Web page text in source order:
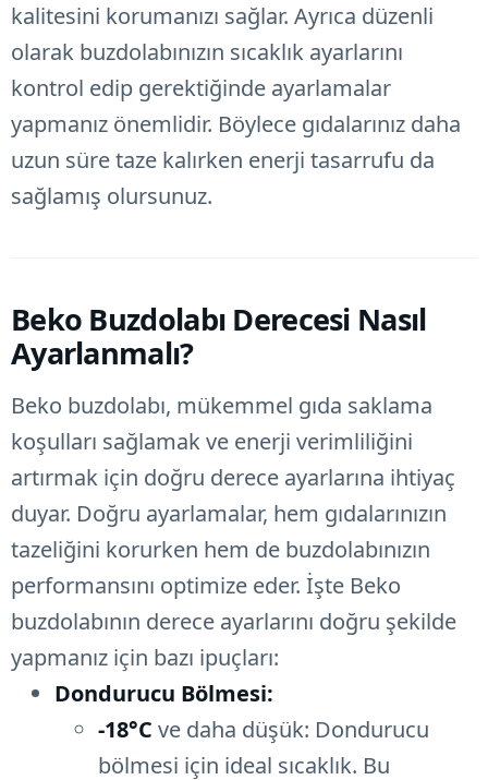
kalitesini korumanızı sağlar. Ayrıca düzenli
olarak buzdolabınızın sıcaklık ayarlarını
kontrol edip gerektiğinde ayarlamalar
yapmanız önemlidir. Böylece gıdalarınız daha
uzun süre taze kalırken enerji tasarrufu da
sağlamış olursunuz.
Beko Buzdolabı Derecesi Nasıl
Ayarlanmalı?
Beko buzdolabı, mükemmel gıda saklama
koşulları sağlamak ve enerji verimliliğini
artırmak için doğru derece ayarlarına ihtiyaç
duyar. Doğru ayarlamalar, hem gıdalarınızın
tazeliğini korurken hem de buzdolabınızın
performansını optimize eder. İşte Beko
buzdolabının derece ayarlarını doğru şekilde
yapmanız için bazı ipuçları:
Dondurucu Bölmesi:
-18°C ve daha düşük: Dondurucu
bölmesi için ideal sıcaklık. Bu